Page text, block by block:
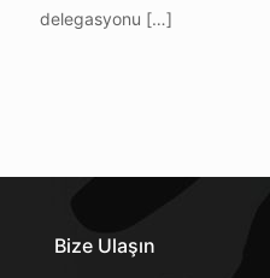
delegasyonu […]
Bize Ulaşın